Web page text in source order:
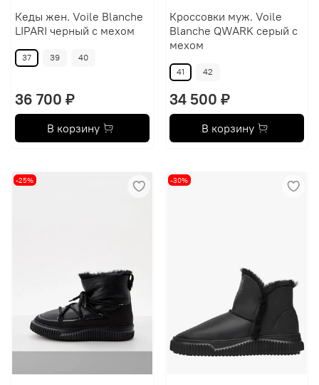
Кеды жен. Voile Blanche
LIPARI черный с мехом
37 39 40
36 700 ₽
В корзину
Кроссовки муж. Voile
Blanche QWARK серый с
мехом
41 42
34 500 ₽
В корзину
-25% -30%